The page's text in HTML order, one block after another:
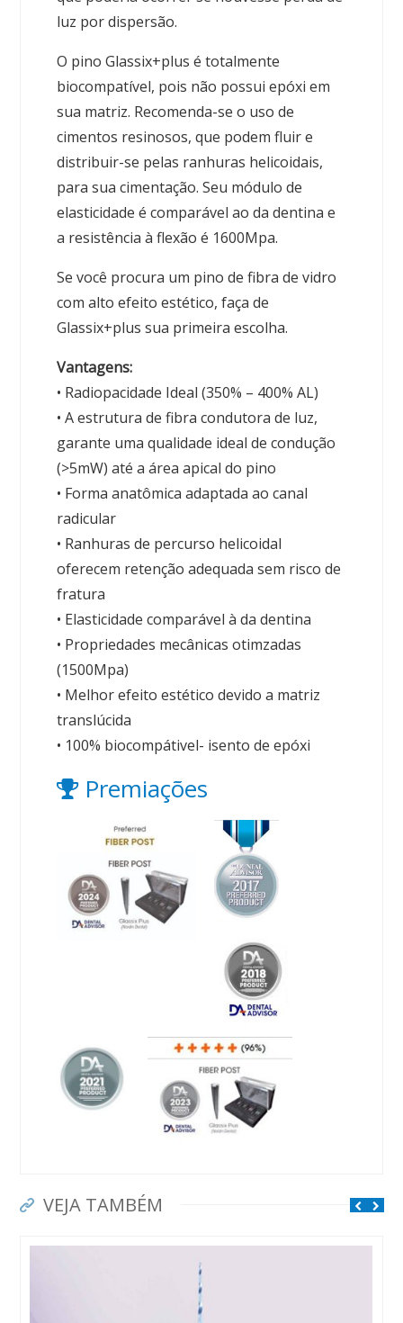
luz por dispersão.
O pino Glassix+plus é totalmente
biocompatível, pois não possui epóxi em
sua matriz. Recomenda-se o uso de
cimentos resinosos, que podem fluir e
distribuir-se pelas ranhuras helicoidais,
para sua cimentação. Seu módulo de
elasticidade é comparável ao da dentina e
a resistência à flexão é 1600Mpa.
Se você procura um pino de fibra de vidro
com alto efeito estético, faça de
Glassix+plus sua primeira escolha.
Vantagens:
• Radiopacidade Ideal (350% – 400% AL)
• A estrutura de fibra condutora de luz,
garante uma qualidade ideal de condução
(>5mW) até a área apical do pino
• Forma anatômica adaptada ao canal
radicular
• Ranhuras de percurso helicoidal
oferecem retenção adequada sem risco de
fratura
• Elasticidade comparável à da dentina
• Propriedades mecânicas otimzadas
(1500Mpa)
• Melhor efeito estético devido a matriz
translúcida
• 100% biocompátivel- isento de epóxi
Premiações
VEJA TAMBÉM